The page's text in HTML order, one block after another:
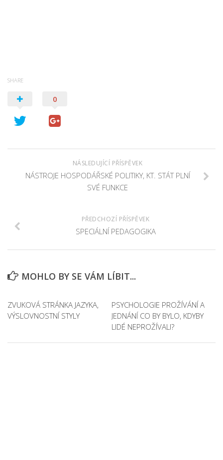
SHARE
0
NÁSLEDUJÍCÍ PŘÍSPĚVEK
NÁSTROJE HOSPODÁŘSKÉ POLITIKY, KT. STÁT PLNÍ
SVÉ FUNKCE
PŘEDCHOZÍ PŘÍSPĚVEK
SPECIÁLNÍ PEDAGOGIKA
MOHLO BY SE VÁM LÍBIT...
ZVUKOVÁ STRÁNKA JAZYKA,
VÝSLOVNOSTNÍ STYLY
PSYCHOLOGIE PROŽÍVÁNÍ A
JEDNÁNÍ CO BY BYLO, KDYBY
LIDÉ NEPROŽÍVALI?